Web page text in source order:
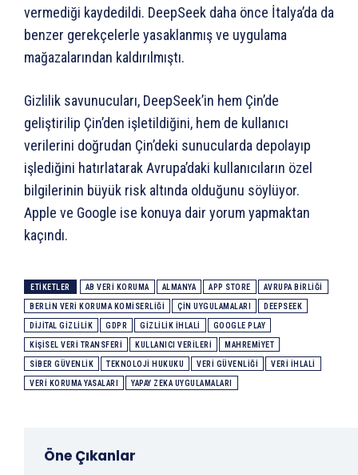
vermediği kaydedildi. DeepSeek daha önce İtalya’da da
benzer gerekçelerle yasaklanmış ve uygulama
mağazalarından kaldırılmıştı.
Gizlilik savunucuları, DeepSeek’in hem Çin’de
geliştirilip Çin’den işletildiğini, hem de kullanıcı
verilerini doğrudan Çin’deki sunucularda depolayıp
işlediğini hatırlatarak Avrupa’daki kullanıcıların özel
bilgilerinin büyük risk altında olduğunu söylüyor.
Apple ve Google ise konuya dair yorum yapmaktan
kaçındı.
ETIKETLER AB VERI KORUMA ALMANYA APP STORE AVRUPA BIRLIĞI
BERLIN VERI KORUMA KOMISERLIĞI ÇIN UYGULAMALARI DEEPSEEK
DIJITAL GIZLILIK GDPR GIZLILIK IHLALI GOOGLE PLAY
KIŞISEL VERI TRANSFERI KULLANICI VERILERI MAHREMIYET
SIBER GÜVENLIK TEKNOLOJI HUKUKU VERI GÜVENLIĞI VERI IHLALI
VERI KORUMA YASALARI YAPAY ZEKA UYGULAMALARI
Öne Çıkanlar